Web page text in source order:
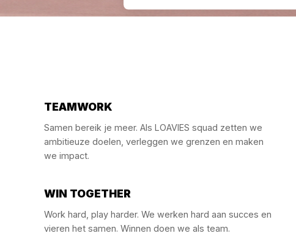
TEAMWORK
Samen bereik je meer. Als LOAVIES squad zetten we
ambitieuze doelen, verleggen we grenzen en maken
we impact.
WIN TOGETHER
Work hard, play harder. We werken hard aan succes en
vieren het samen. Winnen doen we als team.